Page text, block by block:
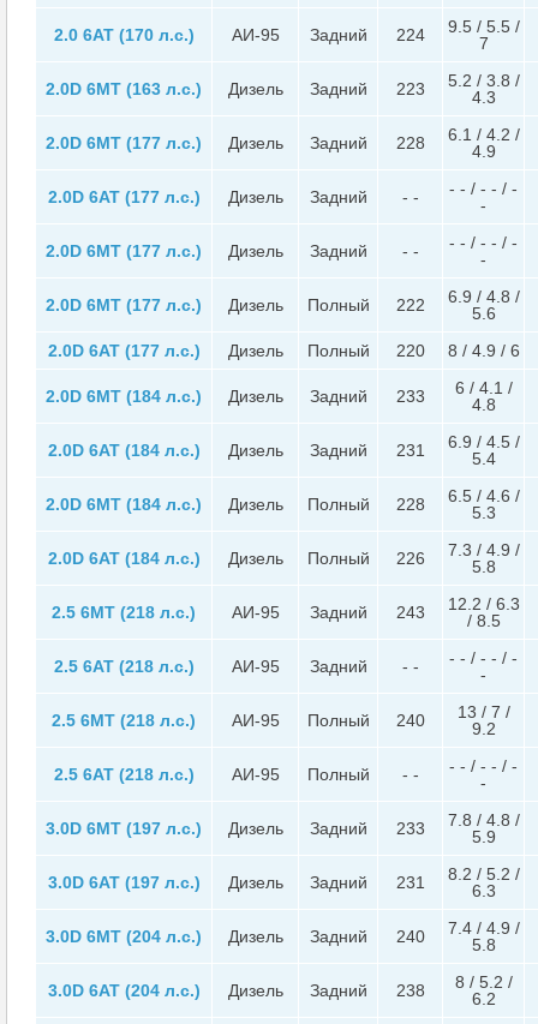
2.0 6AT (170 л.с.) АИ-95 Задний 224
9.5 / 5.5 /
7
2.0D 6MT (163 л.с.) Дизель Задний 223
5.2 / 3.8 /
4.3
2.0D 6MT (177 л.с.) Дизель Задний 228
6.1 / 4.2 /
4.9
2.0D 6AT (177 л.с.) Дизель Задний - -
- - / - - / -
-
2.0D 6MT (177 л.с.) Дизель Задний - -
- - / - - / -
-
2.0D 6MT (177 л.с.) Дизель Полный 222
6.9 / 4.8 /
5.6
2.0D 6AT (177 л.с.)
Дизель Полный 220 8 / 4.9 / 6
2.0D 6MT (184 л.с.) Дизель Задний 233
6 / 4.1 /
4.8
2.0D 6AT (184 л.с.) Дизель Задний 231
6.9 / 4.5 /
5.4
2.0D 6MT (184 л.с.) Дизель Полный 228
6.5 / 4.6 /
5.3
2.0D 6AT (184 л.с.) Дизель Полный 226
7.3 / 4.9 /
5.8
2.5 6MT (218 л.с.) АИ-95 Задний 243
12.2 / 6.3
/ 8.5
2.5 6AT (218 л.с.) АИ-95 Задний - -
- - / - - / -
-
2.5 6MT (218 л.с.) АИ-95 Полный 240
13 / 7 /
9.2
2.5 6AT (218 л.с.) АИ-95 Полный - -
- - / - - / -
-
3.0D 6MT (197 л.с.) Дизель Задний 233
7.8 / 4.8 /
5.9
3.0D 6AT (197 л.с.) Дизель Задний 231
8.2 / 5.2 /
6.3
3.0D 6MT (204 л.с.) Дизель Задний 240
7.4 / 4.9 /
5.8
3.0D 6AT (204 л.с.) Дизель Задний 238
8 / 5.2 /
6.2